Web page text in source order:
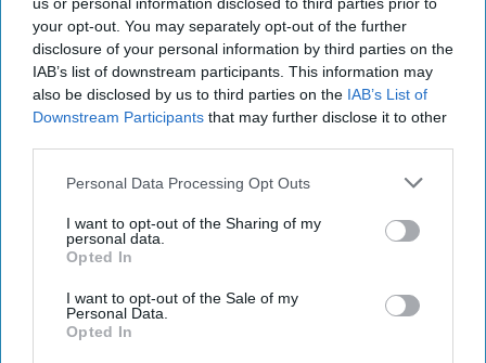
your opt-out. You may separately opt-out of the further
disclosure of your personal information by third parties on the
IAB’s list of downstream participants. This information may
also be disclosed by us to third parties on the IAB’s List of
Downstream Participants that may further disclose it to other
Personal Data Processing Opt Outs
I want to opt-out of the Sharing of my
personal data.
Opted In
I want to opt-out of the Sale of my
Personal Data.
Opted In
Hyatt Place opens in Gujarat
Lords Inn opens in Gujarat
RESET joins Marriott’s Outdoor